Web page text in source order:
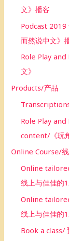
文》播客
Podcast
而然说中文》
Role Play
文》
Products/产品
Role Play
content/《玩
Online Course/
Online
线上与佳佳的
Online
线上与佳佳的
Book a class/